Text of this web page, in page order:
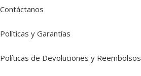
Contáctanos
Políticas y Garantías
Políticas de Devoluciones y Reembolsos